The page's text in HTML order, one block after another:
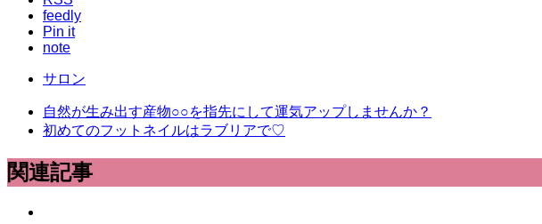
feedly
Pin it
note
サロン
自然が生み出す産物○○を指先にして運気アップしませんか？
初めてのフットネイルはラブリアで♡
関連記事